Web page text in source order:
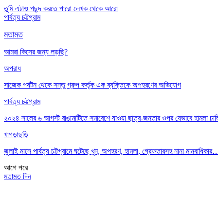
তুমি এটাও পছন্দ করতে পারো লেখক থেকে আরো
পার্বত্য চট্টগ্রাম
মতামত
আমরা কিসের জন্য লড়ছি?
অপরাধ
সাজেক পর্যটন থেকে সন্তু গ্রুপ কর্তৃক এক ব্যক্তিকে অপহরণের অভিযোগ
পার্বত্য চট্টগ্রাম
২০২৪ সালের ৬ আগস্ট রাঙামাটিতে সমাবেশে যাওয়া ছাত্র-জনতার ওপর যেভাবে হামলা
খাগড়াছড়ি
জুলাই মাসে পার্বত্য চট্টগ্রামে ঘটেছে খুন, অপহরণ, হামলা, গ্রেফতারসহ নানা
আগে পরে
মতামত দিন